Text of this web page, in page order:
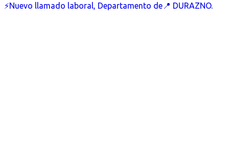
⚡Nuevo llamado laboral, Departamento de📍 DURAZNO.